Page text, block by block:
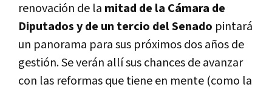
renovación de la mitad de la Cámara de
Diputados y de un tercio del Senado pintará
un panorama para sus próximos dos años de
gestión. Se verán allí sus chances de avanzar
con las reformas que tiene en mente (como la